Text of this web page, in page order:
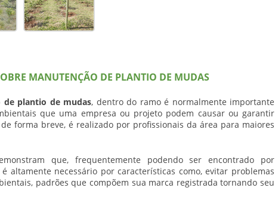
MANUTENÇÃO DE PLANTIO DE MUDAS
de plantio de mudas, dentro do ramo é normalmente importante
que uma empresa ou projeto podem causar ou garantir
forma breve, é realizado por profissionais da área para maiores
que, frequentemente podendo ser encontrado por
altamente necessário por características como, evitar problemas
padrões que compõem sua marca registrada tornando seu